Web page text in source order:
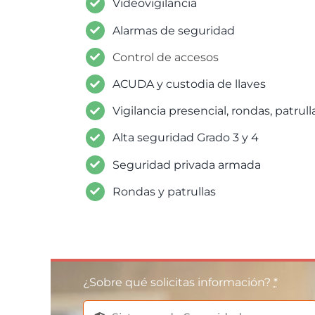
Videovigilancia
Alarmas de seguridad
Control de accesos
ACUDA y custodia de llaves
Vigilancia presencial, rondas,
Alta seguridad Grado 3 y 4
Seguridad privada armada
Rondas y patrullas
¿Sobre qué solicitas información? *